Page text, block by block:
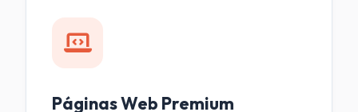
Páginas Web Premium